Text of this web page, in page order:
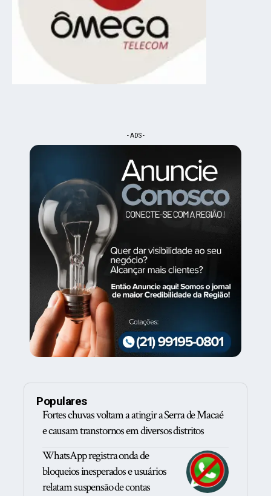
- ADS -
Populares
Fortes chuvas voltam a atingir a Serra de Macaé
e causam transtornos em diversos distritos
WhatsApp registra onda de
bloqueios inesperados e usuários
relatam suspensão de contas